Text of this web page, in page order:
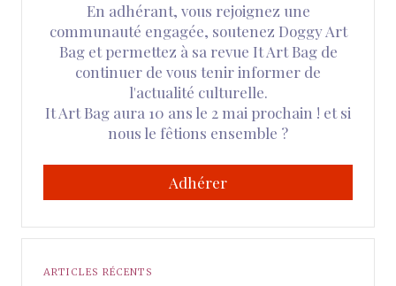
En adhérant, vous rejoignez une
communauté engagée, soutenez Doggy Art
Bag et permettez à sa revue It Art Bag de
continuer de vous tenir informer de
l'actualité culturelle.
It Art Bag aura 10 ans le 2 mai prochain ! et si
nous le fêtions ensemble ?
Adhérer
ARTICLES RÉCENTS